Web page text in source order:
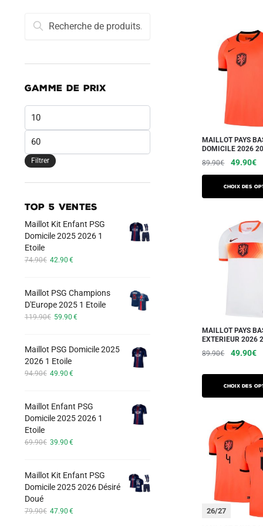
MAILLOT PAYS
DOMICILE 2026
89.90€
Le
prix
initial
était :
49.90€Le
Choix des
produit
plusieurs
variations.
choisies
sur
la
page
du
produit
MAILLOT PAYS
EXTERIEUR 2026
89.90€
Le
était :
49.90€Le
Choix des
Ce
produit
variations.
Les
options
peuvent
être
choisies
26/27
Recherche
pour :
Recherche
GAMME DE PRIX
min
max
Filtrer
TOP 5 VENTES
Maillot Kit Enfant PSG
Domicile 2025 2026 1
Etoile
74.90€ Le
était :
74.90€.
42.90 €Le
est :
42.90€.
Maillot PSG Champions
D'Europe 2025 1 Etoile
119.90€ Le
était :
119.90€.
59.90 €Le
est :
Maillot PSG Domicile 2025
2026 1 Etoile
94.90€ Le
était :
94.90€.
49.90 €Le
est :
49.90€.
Maillot Enfant PSG
Domicile 2025 2026 1
Etoile
69.90€ Le
était :
69.90€.
39.90 €Le
est :
39.90€.
Maillot Kit Enfant PSG
Domicile 2025 2026 Désiré
Doué
79.90€ Le
47.90 €Le